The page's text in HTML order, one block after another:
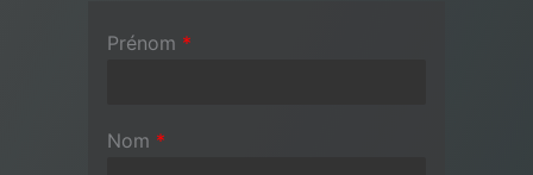
Prénom *
Nom *